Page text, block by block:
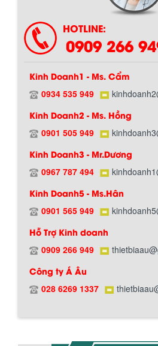
HOTLINE:
0909 266
Kinh Doanh1 - Ms. Cẩm
0934 535 949
Kinh Doanh2 - Ms. Hồng
0901 505 949
Kinh Doanh3 - Mr.Dương
0967 787 494
Kinh Doanh5 - Ms.Hân
0901 565 949
Hỗ Trợ Kinh doanh
0909 266 949
Công ty Á Âu
028 6269 1337
Hướng dẫn thanh
Bồn chứa
tạo gồm 2
làm giảm
Máy trộn
thân bồn
xoay đảo
MÁY TRỘN
trộn các